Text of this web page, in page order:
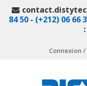
84 50 - (+212) 06 66
Connexion